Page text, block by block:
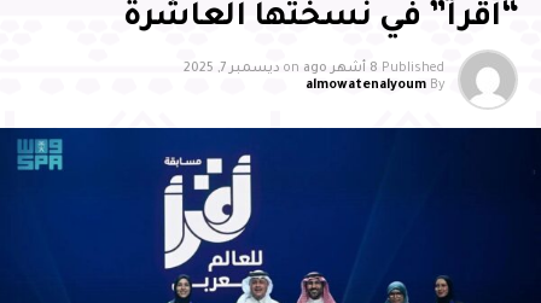
“أقرأ” في نسختها العاشرة
Published 8 أشهر ago on ديسمبر 7, 2025
By
almowatenalyoum